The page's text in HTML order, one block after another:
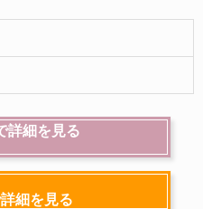
詳細を見る
細を見る